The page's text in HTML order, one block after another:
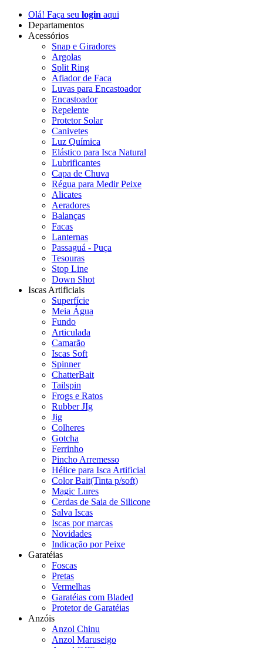
Olá! Faça seu login aqui
Departamentos
Acessórios
Snap e Giradores
Argolas
Split Ring
Afiador de Faca
Luvas para Encastoador
Encastoador
Repelente
Protetor Solar
Canivetes
Luz Química
Elástico para Isca Natural
Lubrificantes
Capa de Chuva
Régua para Medir Peixe
Alicates
Aeradores
Balanças
Facas
Lanternas
Passaguá - Puça
Tesouras
Stop Line
Down Shot
Iscas Artificiais
Superfície
Meia Água
Fundo
Articulada
Camarão
Iscas Soft
Spinner
ChatterBait
Tailspin
Frogs e Ratos
Rubber JIg
Jig
Colheres
Gotcha
Ferrinho
Pincho Arremesso
Hélice para Isca Artificial
Color Bait(Tinta p/soft)
Magic Lures
Cerdas de Saia de Silicone
Salva Iscas
Iscas por marcas
Novidades
Indicação por Peixe
Garatéias
Foscas
Pretas
Vermelhas
Garatéias com Bladed
Protetor de Garatéias
Anzóis
Anzol Chinu
Anzol Maruseigo